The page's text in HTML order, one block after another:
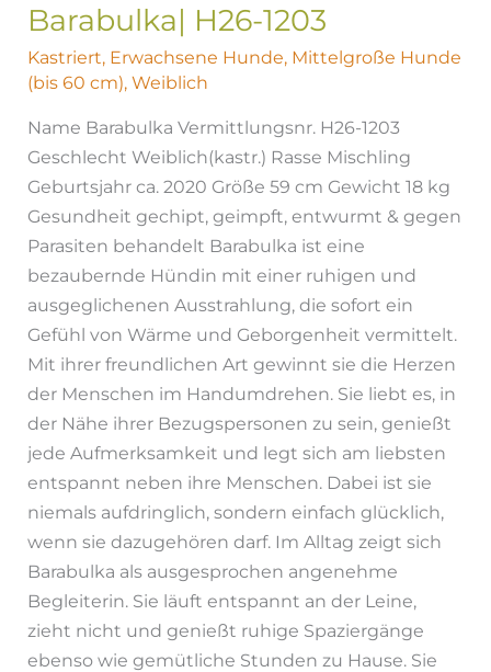
Barabulka| H26-1203
Kastriert, Erwachsene Hunde, Mittelgroße Hunde
(bis 60 cm),Weiblich
Name Barabulka Vermittlungsnr. H26-1203
Geschlecht Weiblich(kastr.) Rasse Mischling
Geburtsjahr ca. 2020 Größe 59 cm Gewicht 18 kg
Gesundheit gechipt, geimpft, entwurmt & gegen
Parasiten behandelt Barabulka ist eine
bezaubernde Hündin mit einer ruhigen und
ausgeglichenen Ausstrahlung, die sofort ein
Gefühl von Wärme und Geborgenheit vermittelt.
Mit ihrer freundlichen Art gewinnt sie die Herzen
der Menschen im Handumdrehen. Sie liebt es, in
der Nähe ihrer Bezugspersonen zu sein, genießt
jede Aufmerksamkeit und legt sich am liebsten
entspannt neben ihre Menschen. Dabei ist sie
niemals aufdringlich, sondern einfach glücklich,
wenn sie dazugehören darf. Im Alltag zeigt sich
Barabulka als ausgesprochen angenehme
Begleiterin. Sie läuft entspannt an der Leine,
zieht nicht und genießt ruhige Spaziergänge
ebenso wie gemütliche Stunden zu Hause. Sie